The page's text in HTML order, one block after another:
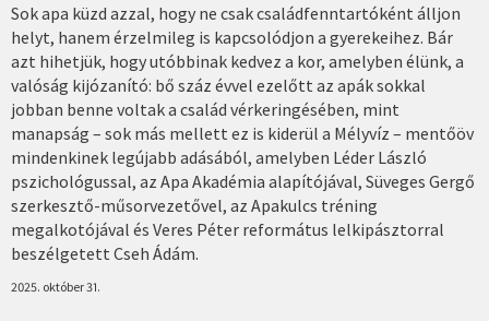
Sok apa küzd azzal, hogy ne csak családfenntartóként álljon
helyt, hanem érzelmileg is kapcsolódjon a gyerekeihez. Bár
azt hihetjük, hogy utóbbinak kedvez a kor, amelyben élünk, a
valóság kijózanító: bő száz évvel ezelőtt az apák sokkal
jobban benne voltak a család vérkeringésében, mint
manapság – sok más mellett ez is kiderül a Mélyvíz – mentőöv
mindenkinek legújabb adásából, amelyben Léder László
pszichológussal, az Apa Akadémia alapítójával, Süveges Gergő
szerkesztő-műsorvezetővel, az Apakulcs tréning
megalkotójával és Veres Péter református lelkipásztorral
beszélgetett Cseh Ádám.
2025. október 31.